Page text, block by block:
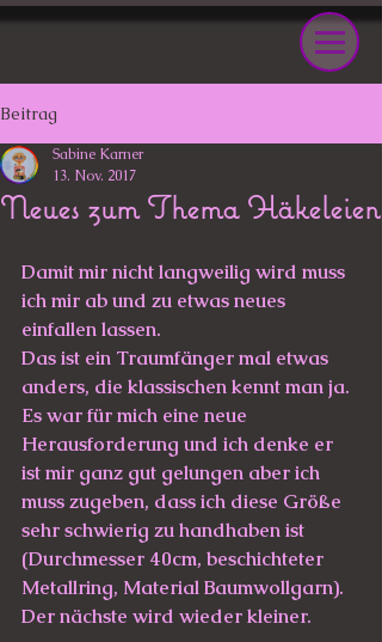
Beitrag
Neues zum Thema Häkeleien
Sabine Karner
13. Nov. 2017
Damit mir nicht langweilig wird muss
ich mir ab und zu etwas neues
einfallen lassen.
Das ist ein Traumfänger mal etwas
anders, die klassischen kennt man ja.
Es war für mich eine neue
Herausforderung und ich denke er
ist mir ganz gut gelungen aber ich
muss zugeben, dass ich diese Größe
sehr schwierig zu handhaben ist
(Durchmesser 40cm, beschichteter
Metallring, Material Baumwollgarn).
Der nächste wird wieder kleiner.